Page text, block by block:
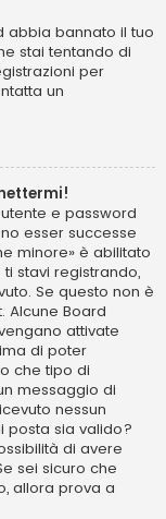
abbia bannato il tuo
stai tentando di
per
un
e password
esser successe
minore» è abilitato
stavi registrando,
Se questo non è
Alcune Board
attivate
di poter
che tipo di
messaggio di
nessun
posta sia valido?
di avere
sei sicuro che
allora prova a